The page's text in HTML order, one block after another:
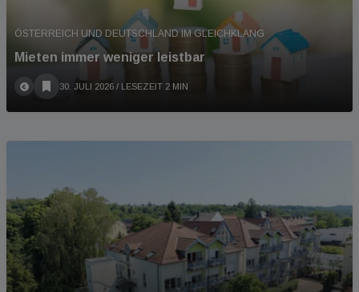
ÖSTERREICH UND DEUTSCHLAND IM GLEICHKLANG
Mieten immer weniger leistbar
30. JULI 2026 / LESEZEIT 2 MIN